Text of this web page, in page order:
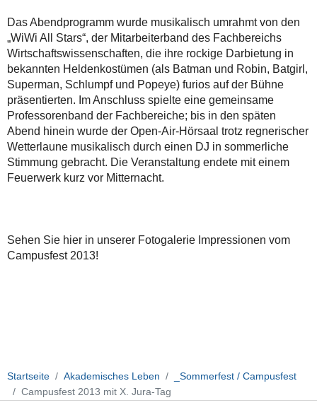
Das Abendprogramm wurde musikalisch umrahmt von den
„WiWi All Stars“, der Mitarbeiterband des Fachbereichs
Wirtschaftswissenschaften, die ihre rockige Darbietung in
bekannten Heldenkostümen (als Batman und Robin, Batgirl,
Superman, Schlumpf und Popeye) furios auf der Bühne
präsentierten. Im Anschluss spielte eine gemeinsame
Professorenband der Fachbereiche; bis in den späten
Abend hinein wurde der Open-Air-Hörsaal trotz regnerischer
Wetterlaune musikalisch durch einen DJ in sommerliche
Stimmung gebracht. Die Veranstaltung endete mit einem
Feuerwerk kurz vor Mitternacht.
Sehen Sie hier in unserer Fotogalerie Impressionen vom
Campusfest 2013!
Startseite Akademisches Leben
_Sommerfest / Campusfest
Campusfest 2013 mit X. Jura-Tag